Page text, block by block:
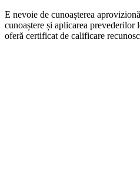
E nevoie de cunoașterea
cunoaștere și aplicarea
oferă certificat de calificare